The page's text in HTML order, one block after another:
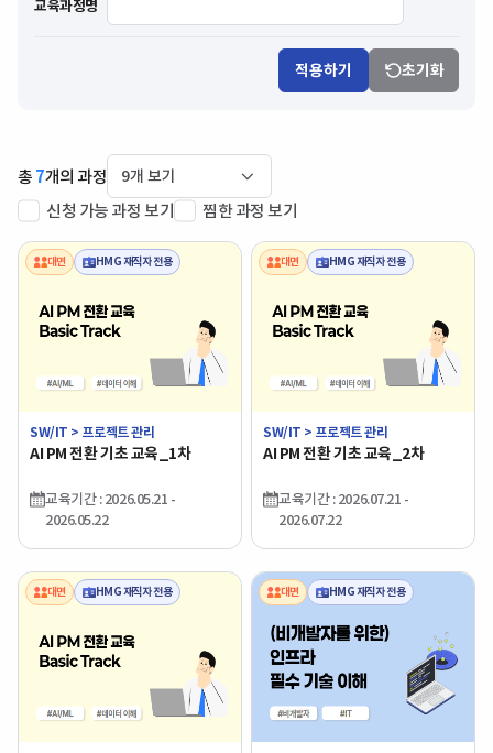
교육과정명
적용하기 초기화
총 7개의 과정
신청 가능 과정 보기
찜한 과정 보기
대면 HMG 재직자 전용
SW/IT > 프로젝트 관리
AI PM 전환 기초 교육_1차
교육기간 : 2026.05.21 -
2026.05.22
대면 HMG 재직자 전용
SW/IT > 프로젝트 관리
AI PM 전환 기초 교육_2차
교육기간 : 2026.07.21 -
2026.07.22
대면 HMG 재직자 전용 대면 HMG 재직자 전용